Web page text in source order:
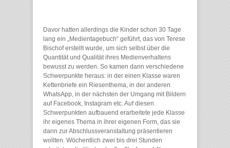
Davor hatten allerdings die Kinder schon 30 Tage
lang ein „Medientagebuch“ geführt, das von Terese
Bischof erstellt wurde, um sich selbst über die
Quantität und Qualität ihres Medienverhaltens
bewusst zu werden. So kamen dann verschiedene
Schwerpunkte heraus: in der einen Klasse waren
Kettenbriefe ein Riesenthema, in der anderen
WhatsApp, in der nächsten der Umgang mit Bildern
auf Facebook, Instagram etc. Auf diesen
Schwerpunkten aufbauend erarbeitete jede Klasse
ihr eigenes Thema in ihrer eigenen Form, das sie
dann zur Abschlussveranstaltung präsentieren
wollten. Wöchentlich zwei bis drei Stunden